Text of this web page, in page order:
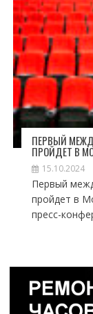
ПЕРВЫЙ
ПРОЙДЕТ В
15.10.2024
Первый
пройдет в
пресс-